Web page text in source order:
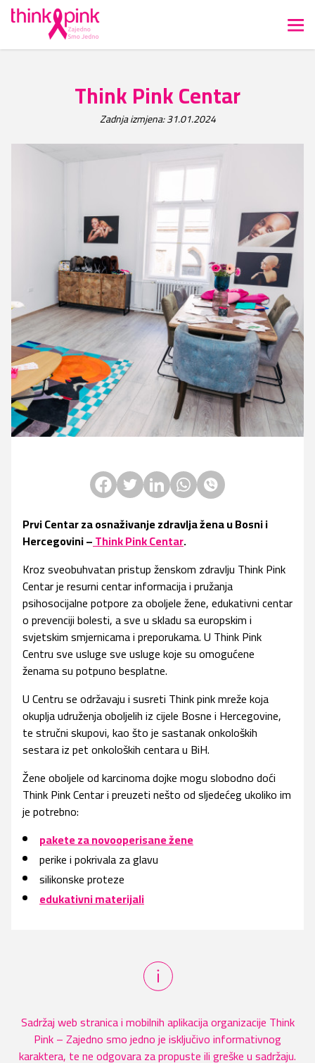
Think Pink Centar
Zadnja izmjena: 31.01.2024
FacebookTwitterLinkedInWhatsapp
Viber
Prvi Centar za osnaživanje zdravlja žena u Bosni i
Hercegovini –Think Pink Centar.
Kroz sveobuhvatan pristup ženskom zdravlju Think Pink
Centar je resurni centar informacija i pružanja
psihosocijalne potpore za oboljele žene, edukativni centar
o prevenciji bolesti, a sve u skladu sa europskim i
svjetskim smjernicama i preporukama. U Think Pink
Centru sve usluge sve usluge koje su omogućene
ženama su potpuno besplatne.
U Centru se održavaju i susreti Think pink mreže koja
okuplja udruženja oboljelih iz cijele Bosne i Hercegovine,
te stručni skupovi, kao što je sastanak onkoloških
sestara iz pet onkoloških centara u BiH.
Žene oboljele od karcinoma dojke mogu slobodno doći
Think Pink Centar i preuzeti nešto od sljedećeg ukoliko im
je potrebno:
pakete za novooperisane žene
perike i pokrivala za glavu
silikonske proteze
edukativni materijali
Sadržaj web stranica i mobilnih aplikacija organizacije Think
Pink – Zajedno smo jedno je isključivo informativnog
karaktera, te ne odgovara za propuste ili greške u sadržaju.